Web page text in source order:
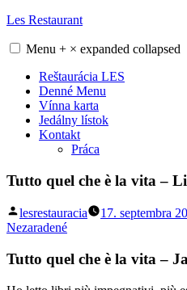
Skip
content
Les Restaurant
Menu + × expanded collapsed
Reštaurácia LES
Denné Menu
Vínna karta
Jedálny lístok
Kontakt
Práca
Tutto quel che è la vita –
Posted
by
lesrestauracia 17. septembra
Nezaradené
Tutto quel che è la vita –